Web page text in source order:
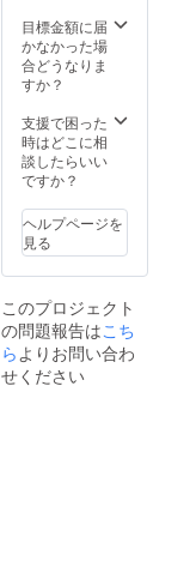
接お持
ちいた
だいて
掲載期
間
2023年
6月から
5月まで
能です
が､その
際は別
途追加
発生し
ます。
アレル
ギーや
食材が
ありま
したら
お申し
ださい
使用期
間は
2023年
6月1日
目標金額に届
かなかった場
合どうなりま
すか？
支援で困った
時はどこに相
談したらいい
ですか？
ヘルプページを
見る
このプロジェクト
の問題報告はこち
らよりお問い合わ
せください